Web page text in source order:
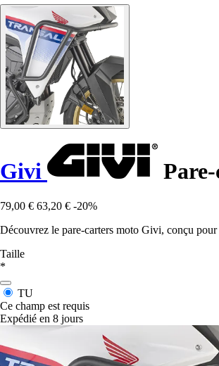
Givi
79,00 € 63,20 € -20%
Découvrez le pare-carters moto Givi, conçu
Taille
*
TU
Ce champ est requis
Expédié en 8 jours